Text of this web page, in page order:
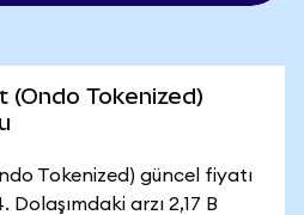
(Ondo Tokenized)
Tokenized) güncel fiyatı
Dolaşımdaki arzı 2,17 B